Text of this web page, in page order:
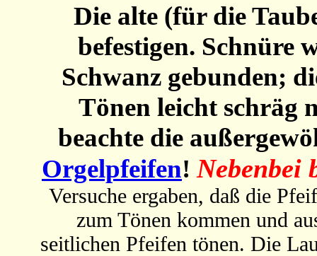
Die alte (für die
befestigen. Schnüre
Schwanz gebunden;
Tönen leicht schräg
beachte die
Orgelpfeifen! Nebenbei
Versuche ergaben, daß die
zum Tönen kommen und
seitlichen Pfeifen tönen. Die